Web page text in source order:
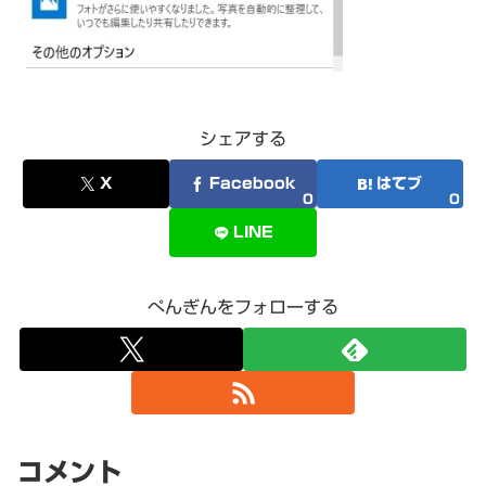
シェアする
X Facebook
0
はてブ
0
LINE
ぺんぎんをフォローする
コメント